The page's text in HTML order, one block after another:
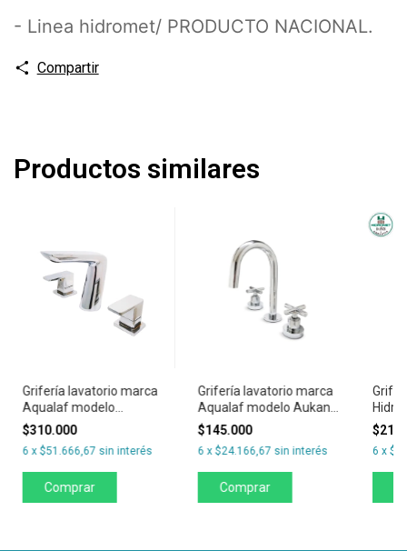
- Linea hidromet/ PRODUCTO NACIONAL.
Compartir
Productos similares
Grifería lavatorio marca
Aqualaf modelo
Vernazza
$310.000
6 x$51.666,67 sin interés
Grifería lavatorio marca
Aqualaf modelo Aukan
cruz
$145.000
6 x$24.166,67 sin interés 6 x